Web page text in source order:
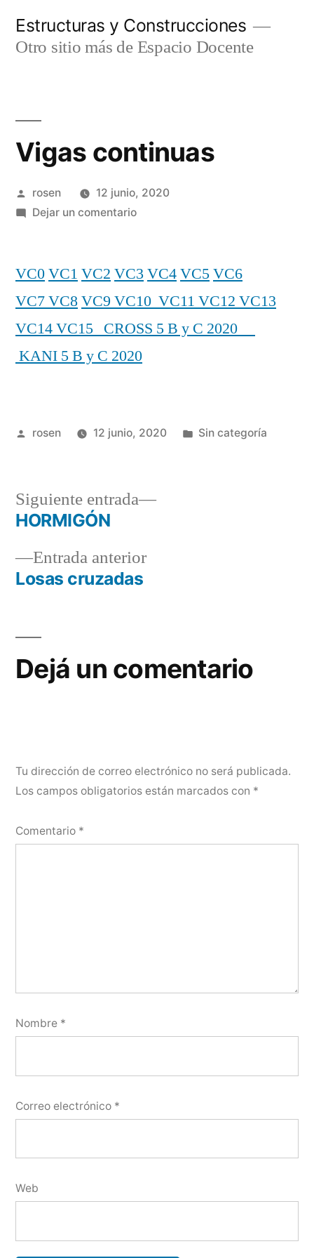
Estructuras y Construcciones
Otro sitio más de Espacio Docente
Vigas continuas
Publicado
por
rosen
12 junio, 2020
Dejar un comentarioen
VC0VC1 VC2 VC3 VC4VC5VC6
VC7VC8VC9 VC10 VC11 VC12 VC13
VC14VC15 CROSS 5 B y C 2020
KANI 5 B y C 2020
Publicado
rosen 12 junio, 2020
Publicada
Sin categoría
Navegación
deEntrada anteriorEntrada
Losas cruzadas
Siguiente entrada
Siguiente
HORMIGÓN
Dejá un comentario
Tu dirección de correo electrónico no será publicada.
Los campos obligatorios están marcados con *
Comentario *
Nombre *
Correo electrónico *
Web